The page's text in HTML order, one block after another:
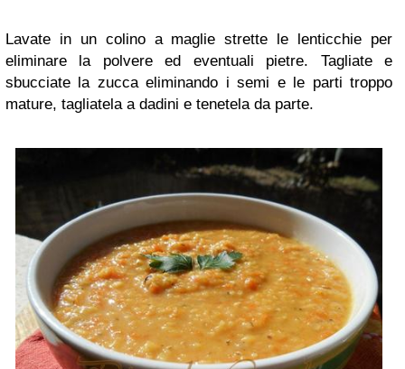
Lavate in un colino a maglie strette le lenticchie per
eliminare la polvere ed eventuali pietre. Tagliate e
sbucciate la zucca eliminando i semi e le parti troppo
mature, tagliatela a dadini e tenetela da parte.